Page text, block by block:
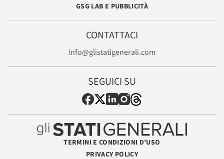
GSG LAB E PUBBLICITÀ
CONTATTACI
info@glistatigenerali.com
SEGUICI SU
TERMINI E CONDIZIONI D’USO
PRIVACY POLICY